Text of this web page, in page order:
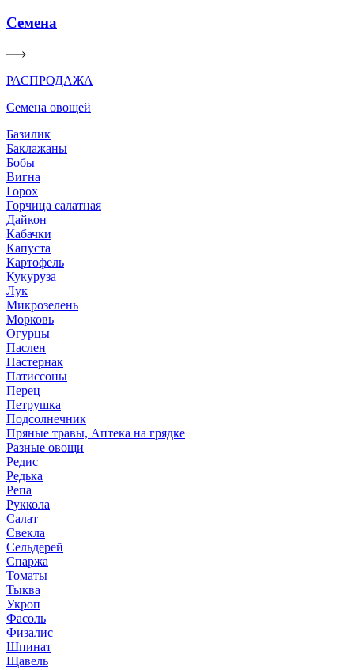
Семена
РАСПРОДАЖА
Семена овощей
Базилик
Баклажаны
Бобы
Вигна
Горох
Горчица салатная
Дайкон
Кабачки
Капуста
Картофель
Кукуруза
Лук
Микрозелень
Морковь
Огурцы
Паслен
Пастернак
Патиссоны
Перец
Петрушка
Подсолнечник
Пряные травы, Аптека на грядке
Разные овощи
Редис
Редька
Репа
Руккола
Салат
Свекла
Сельдерей
Спаржа
Томаты
Тыква
Укроп
Фасоль
Физалис
Шпинат
Щавель